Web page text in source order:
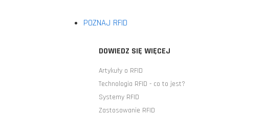
POZNAJ RFID
DOWIEDZ SIĘ WIĘCEJ
Artykuły o RFID
Technologia RFID - co to jest?
Systemy RFID
Zastosowanie RFID